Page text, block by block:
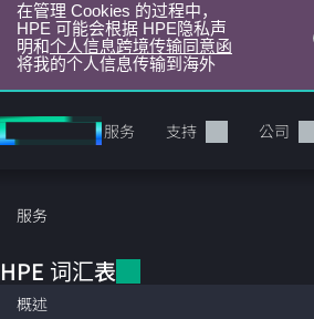
在管理 Cookies 的过程中，
HPE 可能会根据 HPE隐私声
明和个人信息跨境传输同意函
将我的个人信息传输到海外
转
到
目
录
服务 支持 公司
服务
HPE 词汇表
概述
HPE 词汇表
云迁移规划